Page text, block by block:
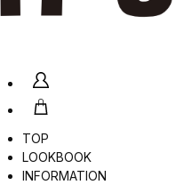
TOP
LOOKBOOK
INFORMATION